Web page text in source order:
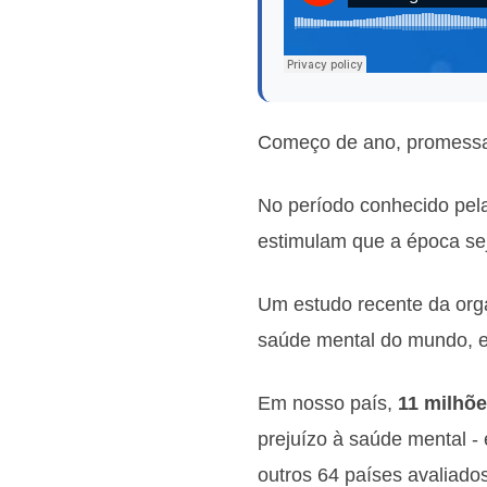
Começo de ano,
No período conhecido
estimulam que a época
Um estudo recente da
saúde mental do mundo,
Em nosso país, 11
prejuízo à saúde mental
outros 64 países